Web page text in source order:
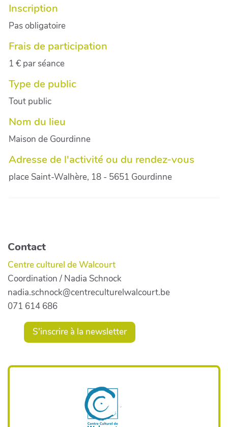
Inscription
Pas obligatoire
Frais de participation
1 € par séance
Type de public
Tout public
Nom du lieu
Maison de Gourdinne
Adresse de l'activité ou du rendez-vous
place Saint-Walhère, 18 - 5651 Gourdinne
Contact
Centre culturel de Walcourt
Coordination / Nadia Schnock
nadia.schnock@centreculturelwalcourt.be
071 614 686
S'inscrire à la newsletter